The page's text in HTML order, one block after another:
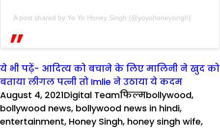
A post shared by Yo Yo Honey Singh (@yoyohoneysingh)
ये भी पढ़ें- आदित्य को बचाने के लिए मालिनी ने खुद को
बताया लीगल पत्नी तो Imlie ने उठाया ये कदम
Posted
on
August 4, 2021Author
Digital TeamCategories
फिल्मTags
bollywood,
bollywood news, bollywood news in hindi,
entertainment, Honey Singh, honey singh wife,